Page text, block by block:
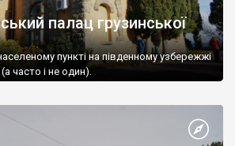
палац грузинської
пункті на південному узбережжі
часто і не один).